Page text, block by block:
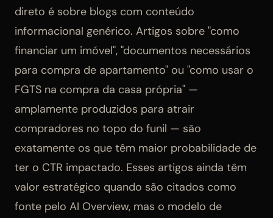
direto é sobre blogs com conteúdo
informacional genérico. Artigos sobre "como
financiar um imóvel", "documentos necessários
para compra de apartamento" ou "como usar o
FGTS na compra da casa própria" —
amplamente produzidos para atrair
compradores no topo do funil — são
exatamente os que têm maior probabilidade de
ter o CTR impactado. Esses artigos ainda têm
valor estratégico quando são citados como
fonte pelo AI Overview, mas o modelo de